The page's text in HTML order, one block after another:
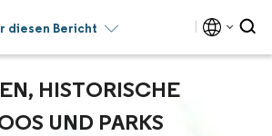
diesen Bericht
HISTORISCHE
UND PARKS